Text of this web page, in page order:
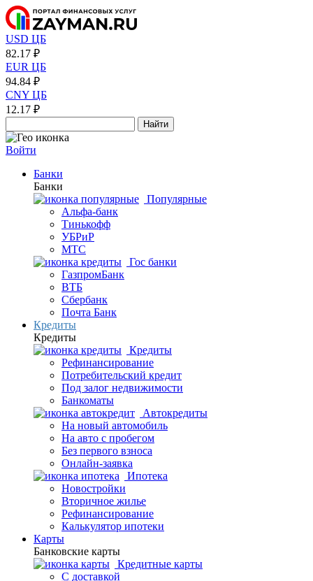
USD ЦБ
82.17 ₽
EUR ЦБ
94.84 ₽
CNY ЦБ
12.17 ₽
Найти
Войти
Банки
Банки
Популярные
Альфа-банк
Тинькофф
УБРиР
МТС
Гос банки
ГазпромБанк
ВТБ
Сбербанк
Почта Банк
Кредиты
Кредиты
Кредиты
Рефинансирование
Потребительский кредит
Под залог недвижимости
Банкоматы
Автокредиты
На новый автомобиль
На авто с пробегом
Без первого взноса
Онлайн-заявка
Ипотека
Новостройки
Вторичное жилье
Рефинансирование
Калькулятор ипотеки
Карты
Банковские карты
Кредитные карты
С доставкой